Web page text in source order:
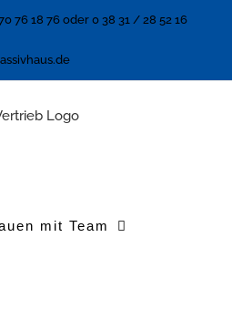
76 18 76 oder 0 38 31 / 28 52 16
mit Team